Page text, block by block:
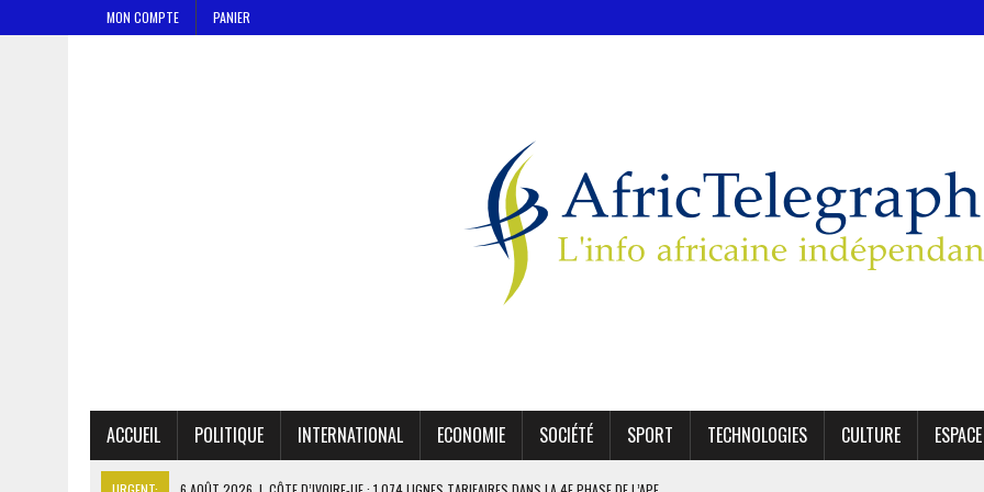
MON COMPTE PANIER
ACCUEIL POLITIQUE INTERNATIONAL ECONOMIE SOCIÉTÉ SPORT TECHNOLOGIES CULTURE